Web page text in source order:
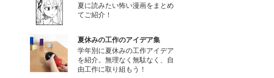
夏に読みたい怖い漫画をまとめ
てご紹介！
夏休みの工作のアイデア集
学年別に夏休みの工作アイデア
を紹介。無理なく無駄なく、自
由工作に取り組もう！